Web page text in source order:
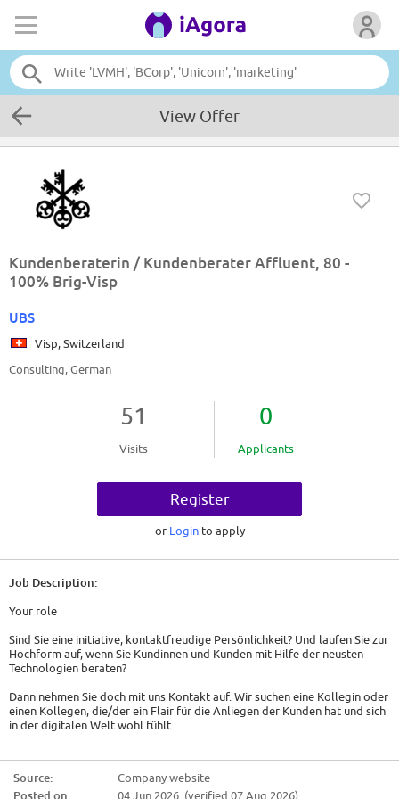
View Offer
Kundenberaterin / Kundenberater Affluent, 80 -
100% Brig-Visp
UBS
Visp, Switzerland
Consulting, German
51
Visits
0
Applicants
Register
or Login to apply
Job Description:
Your role
Sind Sie eine initiative, kontaktfreudige Persönlichkeit? Und laufen Sie zur
Hochform auf, wenn Sie Kundinnen und Kunden mit Hilfe der neusten
Technologien beraten?
Dann nehmen Sie doch mit uns Kontakt auf. Wir suchen eine Kollegin oder
einen Kollegen, die/der ein Flair für die Anliegen der Kunden hat und sich
in der digitalen Welt wohl fühlt.
* Sie betreuen und bearbeiten nach einer umfassenden Einarbeitungszeit
Source:
Company website
Posted on:
04 Jun 2026 (verified 07 Aug 2026)